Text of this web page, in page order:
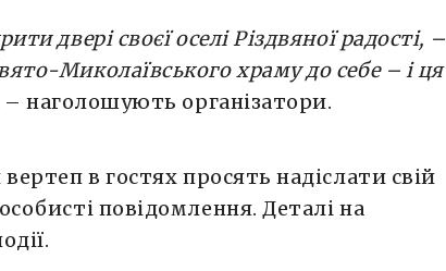
двері своєї оселі Різдвяної радості, –
Миколаївського храму до себе – і ця
– наголошують організатори.
в гостях просять надіслати свій
повідомлення. Деталі на